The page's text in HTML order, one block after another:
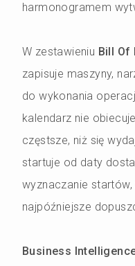
harmonogramem
W zestawieniu Bill Of
zapisuje maszyny,
do wykonania
kalendarz nie
częstsze, niż się
startuje od daty
wyznaczanie
najpóźniejsze
Business